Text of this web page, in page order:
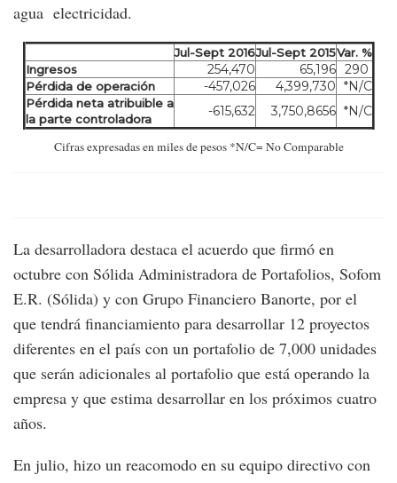
agua electricidad.
Jul-Sept 2016Jul-Sept 2015Var. %
Ingresos
254,470 65,196 290
Pérdida de operación -457,026 4,399,730 *N/C
Pérdida neta atribuible a
la parte controladora
-615,632 3,750,8656 *N/C
Cifras expresadas en miles de pesos *N/C= No Comparable
La desarrolladora destaca el acuerdo que firmó en
octubre con Sólida Administradora de Portafolios, Sofom
E.R. (Sólida) y con Grupo Financiero Banorte, por el
que tendrá financiamiento para desarrollar 12 proyectos
diferentes en el país con un portafolio de 7,000 unidades
que serán adicionales al portafolio que está operando la
empresa y que estima desarrollar en los próximos cuatro
años.
En julio, hizo un reacomodo en su equipo directivo con